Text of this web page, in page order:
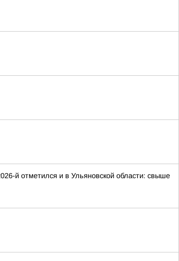
й отметился и в Ульяновской области: свыше